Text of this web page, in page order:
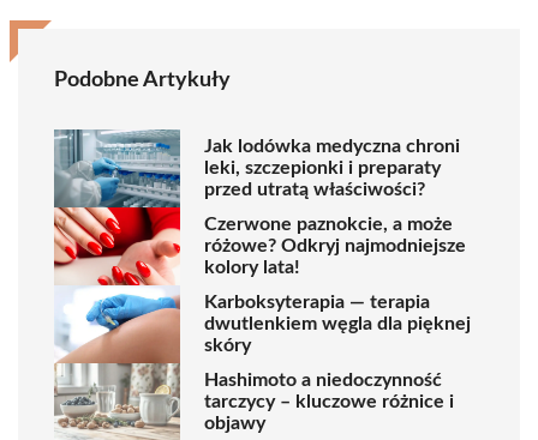
Podobne Artykuły
Jak lodówka medyczna chroni
leki, szczepionki i preparaty
przed utratą właściwości?
Czerwone paznokcie, a może
różowe? Odkryj najmodniejsze
kolory lata!
Karboksyterapia — terapia
dwutlenkiem węgla dla pięknej
skóry
Hashimoto a niedoczynność
tarczycy – kluczowe różnice i
objawy